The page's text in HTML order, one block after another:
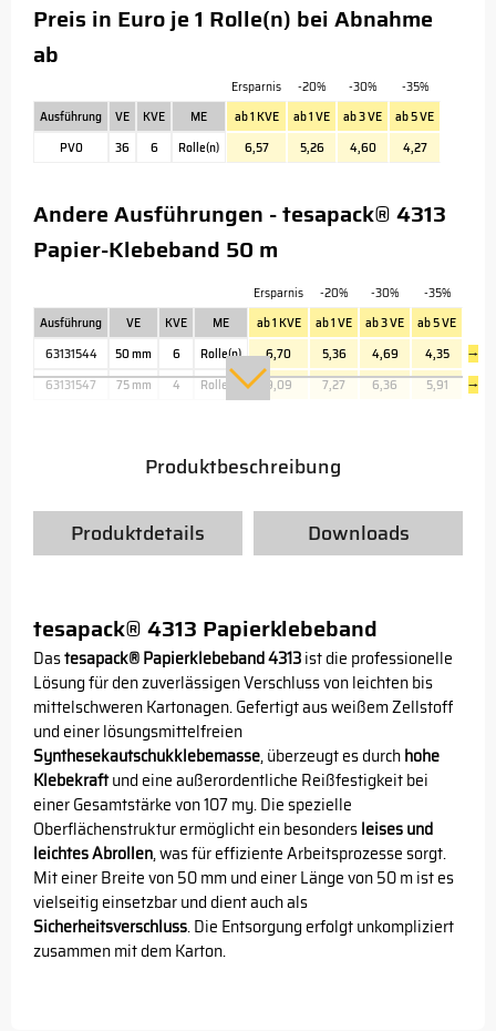
Preis in Euro je 1 Rolle(n) bei Abnahme
ab
Ersparnis -20% -30%
-35%
Ausführung
VE KVE ME ab 1 KVE ab 1 VE ab 3 VE
ab 5 VE
PV0
36 6 Rolle(n) 6,57 5,26 4,60 4,27
Andere Ausführungen - tesapack® 4313
Papier-Klebeband 50 m
Ersparnis -20% -30%
-35%
Ausführung
VE KVE ME ab 1 KVE ab 1 VE ab 3 VE
ab 5 VE
63131544
50 mm 6 Rolle(n) 6,70 5,36 4,69 4,35
→
63131547
75 mm 4 Rolle(n) 9,09 7,27 6,36 5,91 →
Produktbeschreibung
Produktdetails Downloads
tesapack® 4313 Papierklebeband
Dastesapack® Papierklebeband 4313ist die professionelle
Lösung für den zuverlässigen Verschluss von leichten bis
mittelschweren Kartonagen. Gefertigt aus weißem Zellstoff
und einer lösungsmittelfreien
Synthesekautschukklebemasse, überzeugt es durchhohe
Klebekraftund eine außerordentliche Reißfestigkeit bei
einer Gesamtstärke von 107 my. Die spezielle
Oberflächenstruktur ermöglicht ein besondersleises und
leichtes Abrollen, was für effiziente Arbeitsprozesse sorgt.
Mit einer Breite von 50 mm und einer Länge von 50 m ist es
vielseitig einsetzbar und dient auch als
Sicherheitsverschluss. Die Entsorgung erfolgt unkompliziert
zusammen mit dem Karton.